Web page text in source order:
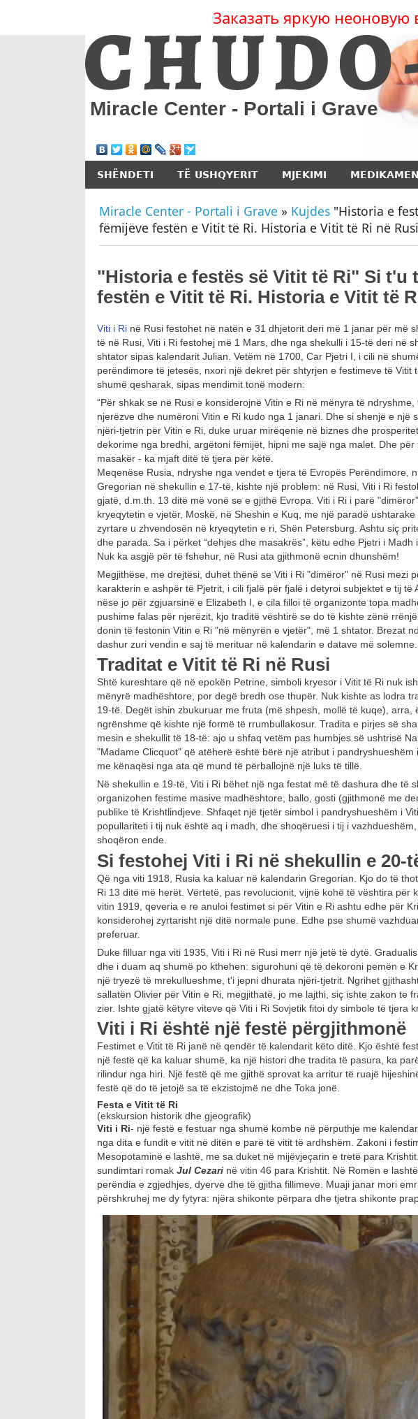
Заказать яркую неоновую
Miracle Center - Portali i Grave
SHËNDETI TË USHQYERIT MJEKIMI
Miracle Center - Portali i Grave » Kujdes "Historia e
fëmijëve festën e Vitit të Ri. Historia e Vitit të Ri në Rusi
"Historia e festës së Vitit të Ri" Si t'u
festën e Vitit të Ri. Historia e Vitit të
Viti i Ri në Rusi festohet në natën e 31 dhjetorit deri më 1 janar për më
të në Rusi, Viti i Ri festohej më 1 Mars, dhe nga shekulli i 15-të deri në
shtator sipas kalendarit Julian. Vetëm në 1700, Car Pjetri I, i cili në
perëndimore të jetesës, nxori një dekret për shtyrjen e festimeve të Vitit
shumë qesharak, sipas mendimit tonë modern:
“Për shkak se në Rusi e konsiderojnë Vitin e Ri në mënyra të
njerëzve dhe numëroni Vitin e Ri kudo nga 1 janari. Dhe si shenjë e një
njëri-tjetrin për Vitin e Ri, duke uruar mirëqenie në biznes dhe
dekorime nga bredhi, argëtoni fëmijët, hipni me sajë nga malet. Dhe
masakër - ka mjaft ditë të tjera për këtë.
Meqenëse Rusia, ndryshe nga vendet e tjera të Evropës Perëndimore,
Gregorian në shekullin e 17-të, kishte një problem: në Rusi, Viti i Ri
gjatë, d.m.th. 13 ditë më vonë se e gjithë Evropa. Viti i Ri i parë
kryeqytetin e vjetër, Moskë, në Sheshin e Kuq, me një paradë
zyrtare u zhvendosën në kryeqytetin e ri, Shën Petersburg. Ashtu siç
dhe parada. Sa i përket “dehjes dhe masakrës”, këtu edhe Pjetri i
Nuk ka asgjë për të fshehur, në Rusi ata gjithmonë ecnin dhunshëm!
Megjithëse, me drejtësi, duhet thënë se Viti i Ri "dimëror" në Rusi mezi
karakterin e ashpër të Pjetrit, i cili fjalë për fjalë i detyroi subjektet e tij të
nëse jo për zgjuarsinë e Elizabeth I, e cila filloi të organizonte topa
pushime falas për njerëzit, kjo traditë vështirë se do të kishte zënë
donin të festonin Vitin e Ri "në mënyrën e vjetër", më 1 shtator. Brezat
dashur zuri vendin e saj të merituar në kalendarin e datave më solemne.
Traditat e Vitit të Ri në Rusi
Shtë kureshtare që në epokën Petrine, simboli kryesor i Vitit të Ri nuk
mënyrë madhështore, por degë bredh ose thupër. Nuk kishte as lodra
19-të. Degët ishin zbukuruar me fruta (më shpesh, mollë të kuqe), arra,
ngrënshme që kishte një formë të rrumbullakosur. Tradita e pirjes së
mesin e shekullit të 18-të: ajo u shfaq vetëm pas humbjes së ushtrisë
"Madame Clicquot" që atëherë është bërë një atribut i
me kënaqësi nga ata që mund të përballojnë një luks të tillë.
Në shekullin e 19-të, Viti i Ri bëhet një nga festat më të dashura dhe të
organizohen festime masive madhështore, ballo, gosti (gjithmonë me
publike të Krishtlindjeve. Shfaqet një tjetër simbol i pandryshueshëm i
popullariteti i tij nuk është aq i madh, dhe shoqëruesi i tij i
shoqëron ende.
Si festohej Viti i Ri në shekullin e 20-
Që nga viti 1918, Rusia ka kaluar në kalendarin Gregorian. Kjo do të
Ri 13 ditë më herët. Vërtetë, pas revolucionit, vijnë kohë të vështira për
vitin 1919, qeveria e re anuloi festimet si për Vitin e Ri ashtu edhe për
konsiderohej zyrtarisht një ditë normale pune. Edhe pse shumë
preferuar.
Duke filluar nga viti 1935, Viti i Ri në Rusi merr një jetë të dytë.
dhe i duam aq shumë po kthehen: sigurohuni që të dekoroni pemën e
një tryezë të mrekullueshme, t'i jepni dhurata njëri-tjetrit. Ngrihet
sallatën Olivier për Vitin e Ri, megjithatë, jo me lajthi, siç ishte zakon te
zier. Ishte gjatë këtyre viteve që Viti i Ri Sovjetik fitoi dy simbole të tjera
Viti i Ri është një festë përgjithmonë
Festimet e Vitit të Ri janë në qendër të kalendarit këto ditë. Kjo është
një festë që ka kaluar shumë, ka një histori dhe tradita të pasura, ka
rilindur nga hiri. Një festë që me gjithë sprovat ka arritur të ruajë
festë që do të jetojë sa të ekzistojmë ne dhe Toka jonë.
Festa e Vitit të Ri
(ekskursion historik dhe gjeografik)
Viti i Ri- një festë e festuar nga shumë kombe në përputhje me
nga dita e fundit e vitit në ditën e parë të vitit të ardhshëm. Zakoni i
Mesopotaminë e lashtë, me sa duket në mijëvjeçarin e tretë para
sundimtari romak Jul Cezari në vitin 46 para Krishtit. Në Romën e
perëndia e zgjedhjes, dyerve dhe të gjitha fillimeve. Muaji janar mori
përshkruhej me dy fytyra: njëra shikonte përpara dhe tjetra shikonte